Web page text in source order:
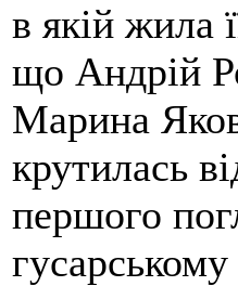
в якій жила
що Андрій
Марина
крутилась
першого